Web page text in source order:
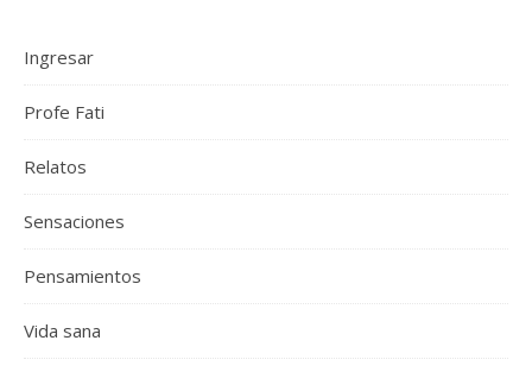
Ingresar
Profe Fati
Relatos
Sensaciones
Pensamientos
Vida sana